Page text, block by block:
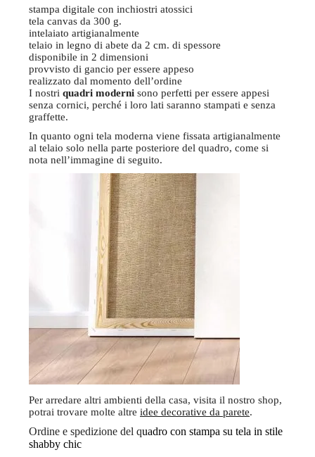
stampa digitale con inchiostri atossici
tela canvas da 300 g.
intelaiato artigianalmente
telaio in legno di abete da 2 cm. di spessore
disponibile in 2 dimensioni
provvisto di gancio per essere appeso
realizzato dal momento dell’ordine
I nostri quadri moderni sono perfetti per essere appesi
senza cornici, perché i loro lati saranno stampati e senza
graffette.
In quanto ogni tela moderna viene fissata artigianalmente
al telaio solo nella parte posteriore del quadro, come si
nota nell’immagine di seguito.
Per arredare altri ambienti della casa, visita il nostro shop,
potrai trovare molte altre idee decorative da parete.
Ordine e spedizione del quadro con stampa su tela in stile
shabby chic